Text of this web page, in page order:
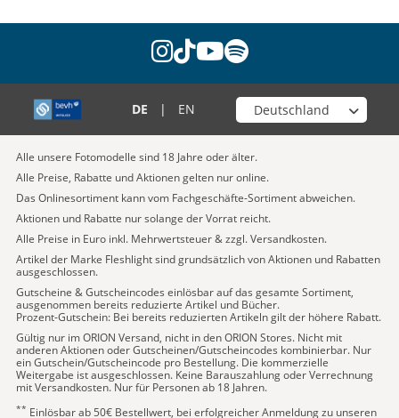
instagram
tiktok
youtube
spotify
DE | EN Wähle deinen Shop
Alle unsere Fotomodelle sind 18 Jahre oder älter.
Alle Preise, Rabatte und Aktionen gelten nur online.
Das Onlinesortiment kann vom Fachgeschäfte-Sortiment abweichen.
Aktionen und Rabatte nur solange der Vorrat reicht.
Alle Preise in Euro inkl. Mehrwertsteuer & zzgl. Versandkosten.
Artikel der Marke Fleshlight sind grundsätzlich von Aktionen und Rabatten
ausgeschlossen.
Gutscheine & Gutscheincodes einlösbar auf das gesamte Sortiment,
ausgenommen bereits reduzierte Artikel und Bücher.
Prozent-Gutschein: Bei bereits reduzierten Artikeln gilt der höhere Rabatt.
Gültig nur im ORION Versand, nicht in den ORION Stores. Nicht mit
anderen Aktionen oder Gutscheinen/Gutscheincodes kombinierbar. Nur
ein Gutschein/Gutscheincode pro Bestellung. Die kommerzielle
Weitergabe ist ausgeschlossen. Keine Barauszahlung oder Verrechnung
mit Versandkosten. Nur für Personen ab 18 Jahren.
** Einlösbar ab 50€ Bestellwert, bei erfolgreicher Anmeldung zu unseren